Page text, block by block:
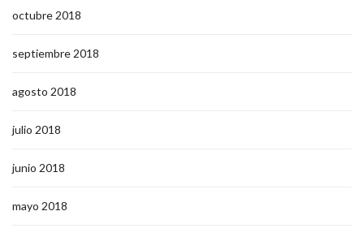
octubre 2018
septiembre 2018
agosto 2018
julio 2018
junio 2018
mayo 2018